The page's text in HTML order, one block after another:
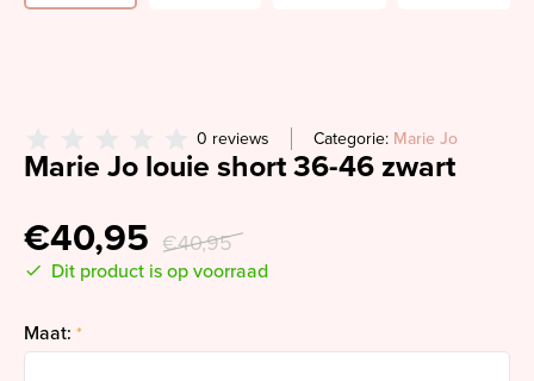
0 reviews Categorie: Marie Jo
Marie Jo louie short 36-46 zwart
€40,95 €40,95
Dit product is op voorraad
Maat: *